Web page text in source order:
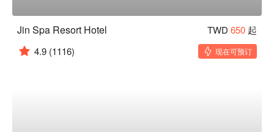
Jin Spa Resort Hotel TWD 650 起
4.9 (1116) 现在可预订